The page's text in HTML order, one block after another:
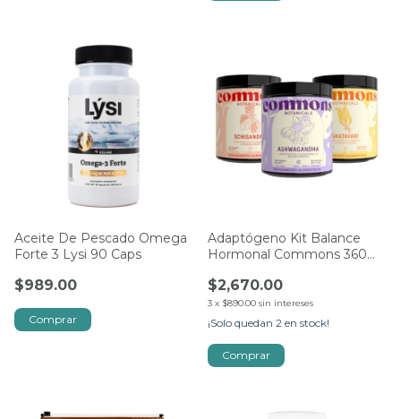
Aceite De Pescado Omega
Forte 3 Lysi 90 Caps
$989.00
Comprar
Adaptógeno Kit Balance
Hormonal Commons 360
$2,670.00
3 x $890.00 sin intereses
¡Solo quedan 2 en stock!
Comprar